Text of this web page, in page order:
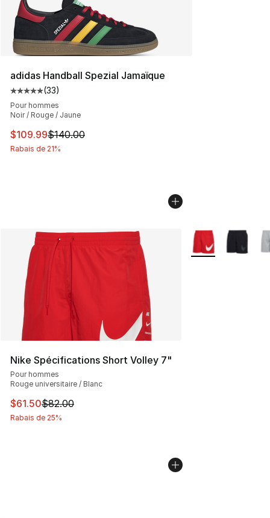
adidas Handball Spezial Jamaïque
Cote moyenne du client - [5 sur 5 étoiles], 33
(33)
Pour hommes
Noir / Rouge / Jaune
Cet article est en solde. Le prix est passé de $140.00 à
$109.99$140.00
Rabais de 21%
Nike Spécifications Short Volley 7"
Pour hommes
Rouge universitaire / Blanc
Cet article est en solde. Le prix est passé de $82.00 à
$61.50$82.00
Rabais de 25%
Plus de couleurs